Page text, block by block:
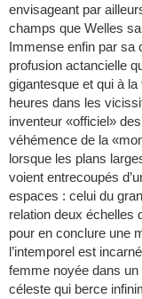
envisageant par
champs que Welles
Immense enfin par sa
profusion actancielle
gigantesque et qui à
heures dans les
inventeur «officiel»
véhémence de la
lorsque les plans
voient entrecoupés
espaces : celui du
relation deux échelles
pour en conclure une
l’intemporel est
femme noyée dans
céleste qui berce